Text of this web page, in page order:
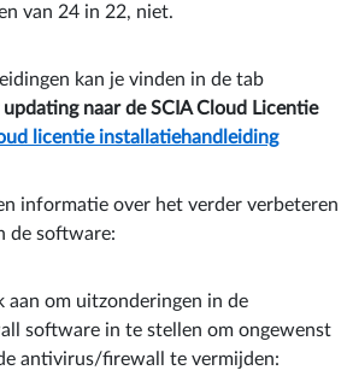
van 24 in 22, niet.
kan je vinden in de tab
naar de SCIA Cloud Licentie
licentie installatiehandleiding
informatie over het verder verbeteren
de software:
aan om uitzonderingen in de
software in te stellen om ongewenst
antivirus/firewall te vermijden: